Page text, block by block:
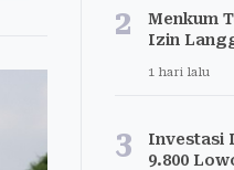
2
Menkum
Izin
1 hari lalu
3
Investasi
9.800